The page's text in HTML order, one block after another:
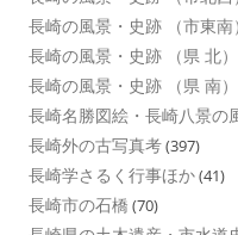
長崎の風景・史跡 （市東南）
長崎の風景・史跡 （県 北）
長崎の風景・史跡 （県 南）
長崎名勝図絵・長崎八景の
長崎外の古写真考(397)
長崎学さるく行事ほか(41)
長崎市の石橋 (70)